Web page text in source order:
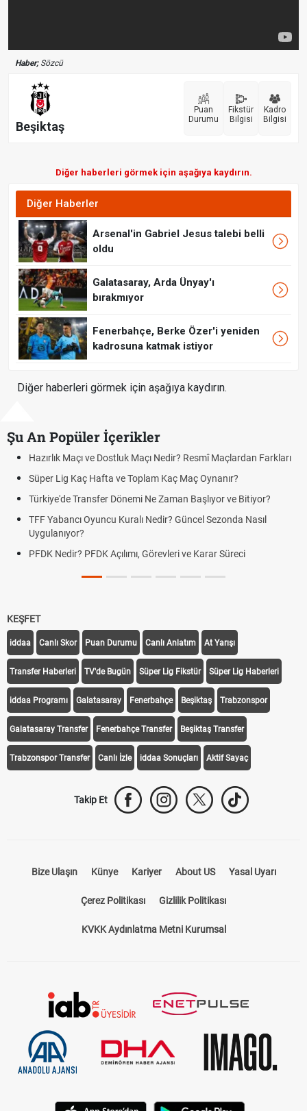
Haber;Sözcü
Beşiktaş
Puan
Durumu
Fikstür
Bilgisi
Kadro
Bilgisi
Diğer haberleri görmek için aşağıya kaydırın.
Diğer Haberler
Arsenal'in Gabriel Jesus talebi belli
oldu
Galatasaray, Arda Ünyay'ı
bırakmıyor
Fenerbahçe, Berke Özer'i yeniden
kadrosuna katmak istiyor
Diğer haberleri görmek için aşağıya kaydırın.
Şu An Popüler İçerikler
Hazırlık Maçı ve Dostluk Maçı Nedir? Resmî Maçlardan Farkları
Süper Lig Kaç Hafta ve Toplam Kaç Maç Oynanır?
Türkiye'de Transfer Dönemi Ne Zaman Başlıyor ve Bitiyor?
TFF Yabancı Oyuncu Kuralı Nedir? Güncel Sezonda Nasıl
Uygulanıyor?
PFDK Nedir? PFDK Açılımı, Görevleri ve Karar Süreci
KEŞFET
iddaa Canlı Skor Puan Durumu Canlı Anlatım At Yarışı
Transfer Haberleri TV'de Bugün Süper Lig Fikstür Süper Lig Haberleri
iddaa Programı Galatasaray Fenerbahçe Beşiktaş Trabzonspor
Galatasaray Transfer Fenerbahçe Transfer Beşiktaş Transfer
Trabzonspor Transfer Canlı İzle iddaa Sonuçları Aktif Sayaç
Takip Et
Bize Ulaşın Künye Kariyer About US Yasal Uyarı
Çerez Politikası Gizlilik Politikası
KVKK Aydınlatma Metni Kurumsal